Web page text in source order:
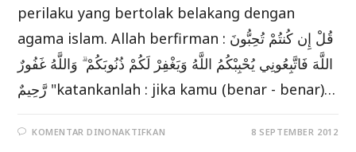
perilaku yang bertolak belakang dengan
agama islam. Allah berfirman : قُلْ إِن كُنتُمْ تُحِبُّونَ
اللَّهَ فَاتَّبِعُونِي يُحْبِبْكُمُ اللَّهُ وَيَغْفِرْ لَكُمْ ذُنُوبَكُمْ ۗ وَاللَّهُ غَفُورٌ
رَّحِيمٌ "katankanlah : jika kamu (benar - benar)…
KOMENTAR DINONAKTIFKAN 8 SEPTEMBER 2012